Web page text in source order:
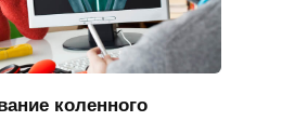
коленного